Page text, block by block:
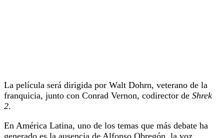
La película será dirigida por Walt Dohrn, veterano de la
franquicia, junto con Conrad Vernon, codirector de Shrek
2.
En América Latina, uno de los temas que más debate ha
generado es la ausencia de Alfonso Obregón, la voz